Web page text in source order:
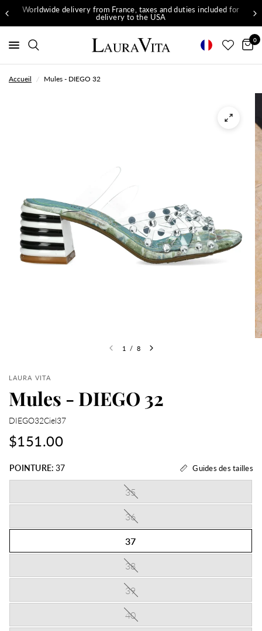
Worldwide delivery from France, taxes and duties included for
delivery to the USA
0
Accueil / Mules - DIEGO 32
1 / 8
LAURA VITA
Mules - DIEGO 32
DIEGO32Ciel37
$151.00
POINTURE: 37 Guides des tailles
35
36
37
38
39
40